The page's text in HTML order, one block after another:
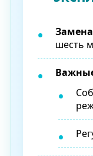
шесть